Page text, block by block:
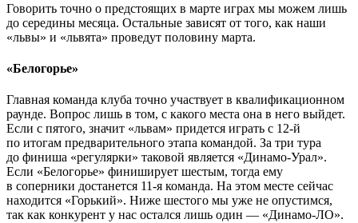
Говорить точно о предстоящих в марте играх мы можем лишь
до середины месяца. Остальные зависят от того, как наши
«львы» и «львята» проведут половину марта.
«Белогорье»
Главная команда клуба точно участвует в квалификационном
раунде. Вопрос лишь в том, с какого места она в него выйдет.
Если с пятого, значит «львам» придется играть с 12-й
по итогам предварительного этапа командой. За три тура
до финиша «регулярки» таковой является «Динамо-Урал».
Если «Белогорье» финиширует шестым, тогда ему
в соперники достанется 11-я команда. На этом месте сейчас
находится «Горький». Ниже шестого мы уже не опустимся,
так как конкурент у нас остался лишь один — «Динамо-ЛО».